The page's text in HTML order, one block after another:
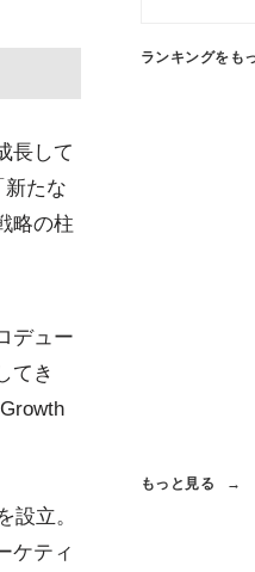
長して
新たな
略の柱
デュー
てき
設立。
ケティ
ランキングをも
もっと見る